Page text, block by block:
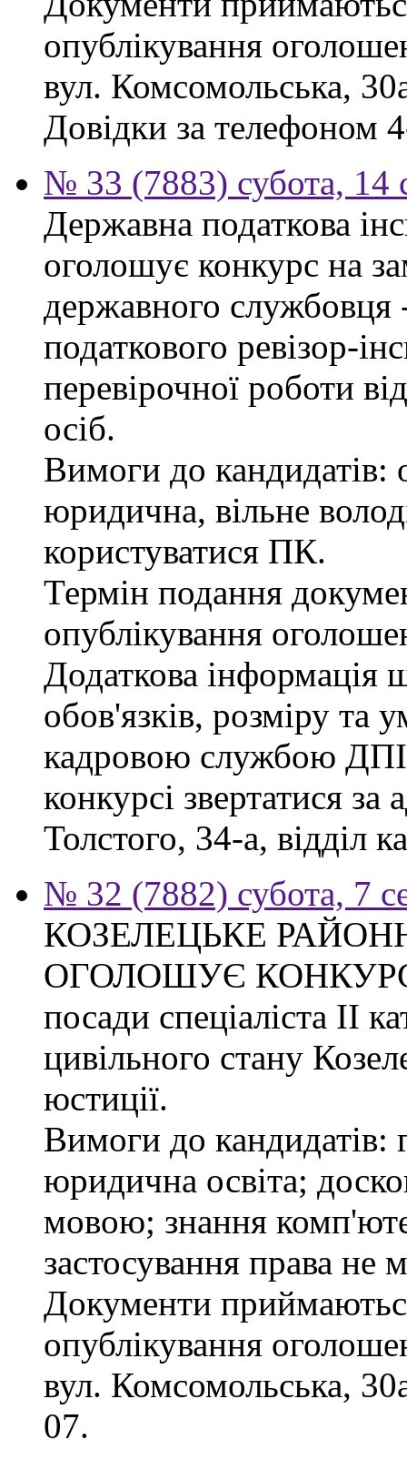
опублікування
вул. Комсомольська,
Довідки за телефоном
№ 33 (7883) субота, 14
Державна податкова
оголошує конкурс на
державного
податкового ревізор-
перевірочної роботи
осіб.
Вимоги до кандидатів:
юридична, вільне
користуватися ПК.
Термін подання
опублікування
Додаткова інформація
обов'язків, розміру та
кадровою службою
конкурсі звертатися
Толстого, 34-а, відділ
№ 32 (7882) субота, 7
КОЗЕЛЕЦЬКЕ
ОГОЛОШУЄ КОНКУРС
посади спеціаліста ІІ
цивільного стану
юстиції.
Вимоги до кандидатів:
юридична освіта;
мовою; знання
застосування права не
Документи
опублікування
вул. Комсомольська,
07.